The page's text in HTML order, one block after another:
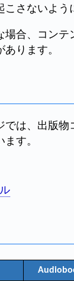
こさないよう
場合、コン
ります。
では、出版
す。